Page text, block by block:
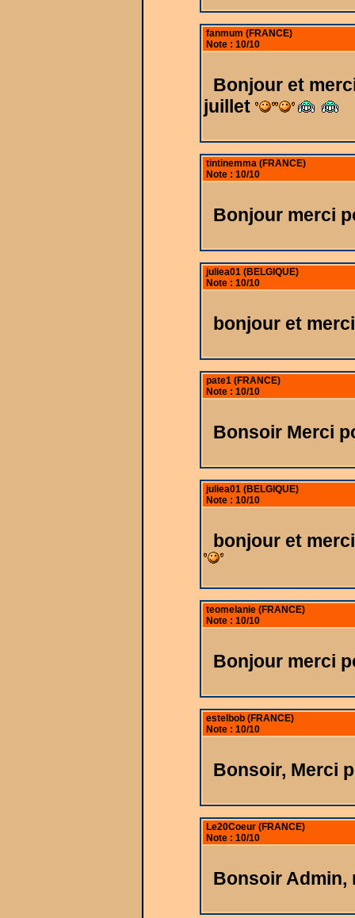
fanmum (FRANCE)
Note : 10/10
Bonjour et
juillet
tintinemma (FRANCE)
Note : 10/10
Bonjour merci
juliea01 (BELGIQUE)
Note : 10/10
bonjour et
pate1 (FRANCE)
Note : 10/10
Bonsoir Merci
juliea01 (BELGIQUE)
Note : 10/10
bonjour et
teomelanie (FRANCE)
Note : 10/10
Bonjour merci
estelbob (FRANCE)
Note : 10/10
Bonsoir, Merci
Le20Coeur (FRANCE)
Note : 10/10
Bonsoir Admin,